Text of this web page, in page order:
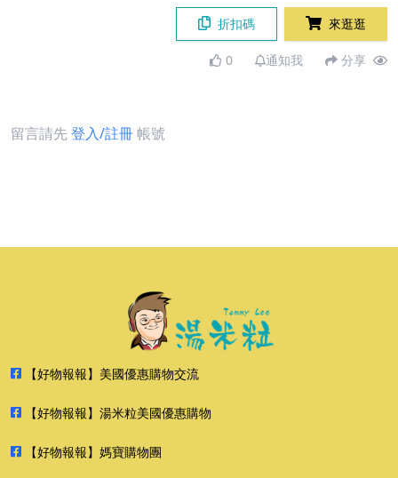
折扣碼 來逛逛
0 通知我 分享
留言請先登入/註冊帳號
【好物報報】美國優惠購物交流
【好物報報】湯米粒美國優惠購物
【好物報報】媽寶購物團